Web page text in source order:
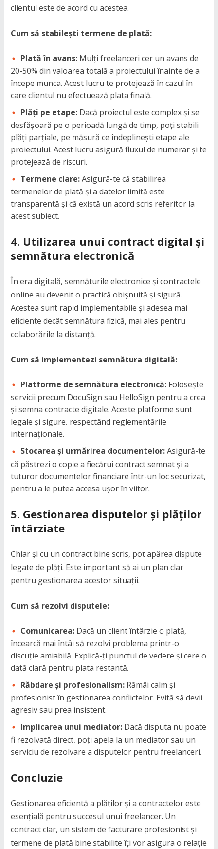
clientul este de acord cu acestea.
Cum să stabilești termene de plată:
Plată în avans:Mulți freelanceri cer un avans de
20-50% din valoarea totală a proiectului înainte de a
începe munca. Acest lucru te protejează în cazul în
care clientul nu efectuează plata finală.
Plăți pe etape:Dacă proiectul este complex și se
desfășoară pe o perioadă lungă de timp, poți stabili
plăți parțiale, pe măsură ce îndeplinești etape ale
proiectului. Acest lucru asigură fluxul de numerar și te
protejează de riscuri.
Termene clare:Asigură-te că stabilirea
termenelor de plată și a datelor limită este
transparentă și că există un acord scris referitor la
acest subiect.
4. Utilizarea unui contract digital și
semnătura electronică
În era digitală, semnăturile electronice și contractele
online au devenit o practică obișnuită și sigură.
Acestea sunt rapid implementabile și adesea mai
eficiente decât semnătura fizică, mai ales pentru
colaborările la distanță.
Cum să implementezi semnătura digitală:
Platforme de semnătura electronică:Folosește
servicii precum DocuSign sau HelloSign pentru a crea
și semna contracte digitale. Aceste platforme sunt
legale și sigure, respectând reglementările
internaționale.
Stocarea și urmărirea documentelor:Asigură-te
că păstrezi o copie a fiecărui contract semnat și a
tuturor documentelor financiare într-un loc securizat,
pentru a le putea accesa ușor în viitor.
5. Gestionarea disputelor și plăților
întârziate
Chiar și cu un contract bine scris, pot apărea dispute
legate de plăți. Este important să ai un plan clar
pentru gestionarea acestor situații.
Cum să rezolvi disputele:
Comunicarea:Dacă un client întârzie o plată,
încearcă mai întâi să rezolvi problema printr-o
discuție amiabilă. Explică-ți punctul de vedere și cere o
dată clară pentru plata restantă.
Răbdare și profesionalism:Rămâi calm și
profesionist în gestionarea conflictelor. Evită să devii
agresiv sau prea insistent.
Implicarea unui mediator:Dacă disputa nu poate
fi rezolvată direct, poți apela la un mediator sau un
serviciu de rezolvare a disputelor pentru freelanceri.
Concluzie
Gestionarea eficientă a plăților și a contractelor este
esențială pentru succesul unui freelancer. Un
contract clar, un sistem de facturare profesionist și
termene de plată bine stabilite îți vor asigura o relație